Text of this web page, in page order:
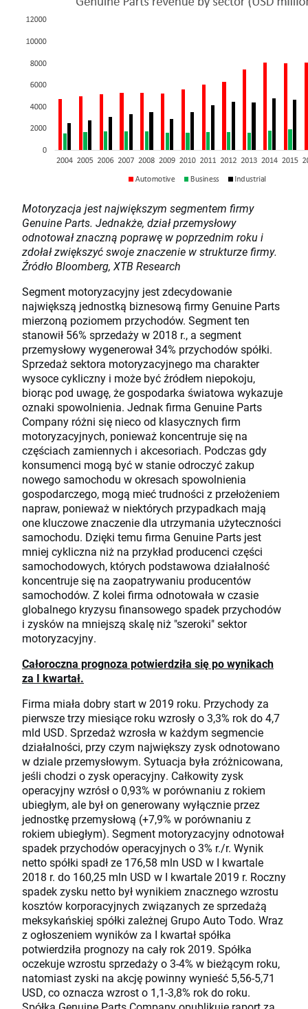
Motoryzacja jest największym segmentem firmy
Genuine Parts. Jednakże, dział przemysłowy
odnotował znaczną poprawę w poprzednim roku i
zdołał zwiększyć swoje znaczenie w strukturze firmy.
Źródło Bloomberg, XTB Research
Segment motoryzacyjny jest zdecydowanie
największą jednostką biznesową firmy Genuine Parts
mierzoną poziomem przychodów. Segment ten
stanowił 56% sprzedaży w 2018 r., a segment
przemysłowy wygenerował 34% przychodów spółki.
Sprzedaż sektora motoryzacyjnego ma charakter
wysoce cykliczny i może być źródłem niepokoju,
biorąc pod uwagę, że gospodarka światowa wykazuje
oznaki spowolnienia. Jednak firma Genuine Parts
Company różni się nieco od klasycznych firm
motoryzacyjnych, ponieważ koncentruje się na
częściach zamiennych i akcesoriach. Podczas gdy
konsumenci mogą być w stanie odroczyć zakup
nowego samochodu w okresach spowolnienia
gospodarczego, mogą mieć trudności z przełożeniem
napraw, ponieważ w niektórych przypadkach mają
one kluczowe znaczenie dla utrzymania użyteczności
samochodu. Dzięki temu firma Genuine Parts jest
mniej cykliczna niż na przykład producenci części
samochodowych, których podstawowa działalność
koncentruje się na zaopatrywaniu producentów
samochodów. Z kolei firma odnotowała w czasie
globalnego kryzysu finansowego spadek przychodów
i zysków na mniejszą skalę niż "szeroki" sektor
motoryzacyjny.
Całoroczna prognoza potwierdziła się po wynikach
za I kwartał.
Firma miała dobry start w 2019 roku. Przychody za
pierwsze trzy miesiące roku wzrosły o 3,3% rok do 4,7
mld USD. Sprzedaż wzrosła w każdym segmencie
działalności, przy czym największy zysk odnotowano
w dziale przemysłowym. Sytuacja była zróżnicowana,
jeśli chodzi o zysk operacyjny. Całkowity zysk
operacyjny wzrósł o 0,93% w porównaniu z rokiem
ubiegłym, ale był on generowany wyłącznie przez
jednostkę przemysłową (+7,9% w porównaniu z
rokiem ubiegłym). Segment motoryzacyjny odnotował
spadek przychodów operacyjnych o 3% r./r. Wynik
netto spółki spadł ze 176,58 mln USD w I kwartale
2018 r. do 160,25 mln USD w I kwartale 2019 r. Roczny
spadek zysku netto był wynikiem znacznego wzrostu
kosztów korporacyjnych związanych ze sprzedażą
meksykańskiej spółki zależnej Grupo Auto Todo. Wraz
z ogłoszeniem wyników za I kwartał spółka
potwierdziła prognozy na cały rok 2019. Spółka
oczekuje wzrostu sprzedaży o 3-4% w bieżącym roku,
natomiast zyski na akcję powinny wynieść 5,56-5,71
USD, co oznacza wzrost o 1,1-3,8% rok do roku.